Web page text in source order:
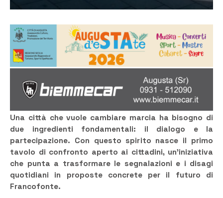
Una città che vuole cambiare marcia ha bisogno di
due ingredienti fondamentali: il dialogo e la
partecipazione. Con questo spirito nasce il primo
tavolo di confronto aperto ai cittadini, un’iniziativa
che punta a trasformare le segnalazioni e i disagi
quotidiani in proposte concrete per il futuro di
Francofonte.